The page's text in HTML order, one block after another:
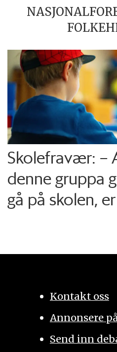
Skolefravær: –
denne gruppa
gå på skolen,
Kontakt oss
Annonsere
Send inn